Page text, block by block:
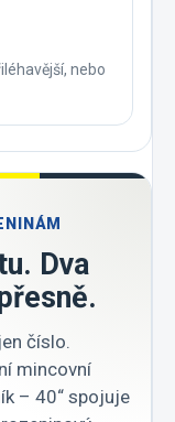
nebo
Dva
číslo.
mincovní
– 40“ spojuje